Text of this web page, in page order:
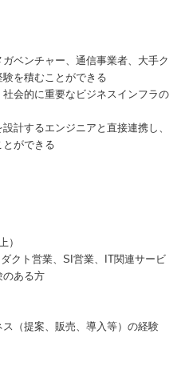
ベンチャー、通信事業者、大手ク
を積むことができる
会的に重要なビジネスインフラの
計するエンジニアと直接連携し、
ができる
）
クト営業、SI営業、IT関連サービ
のある方
（提案、販売、導入等）の経験